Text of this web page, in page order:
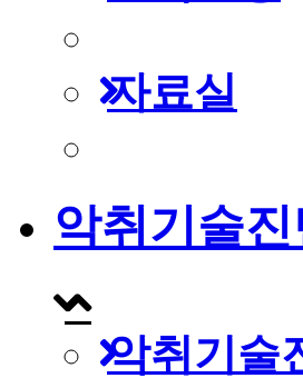
자료실
악취기술
악취기술